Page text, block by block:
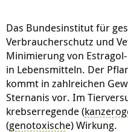
Das Bundesinstitut für
Verbraucherschutz und
Minimierung von
in Lebensmitteln. Der
kommt in zahlreichen
Sternanis vor. Im
krebserregende (
(genotoxische) Wirkung.